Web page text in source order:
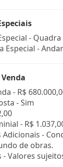
-
Especial -
- R$
- Sim
- R$
-
de obras.
- Valores